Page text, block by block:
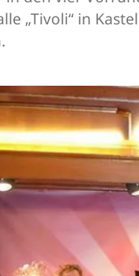
„Tivoli“ in